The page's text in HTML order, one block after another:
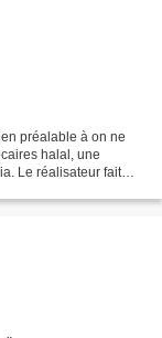
préalable à on ne
halal, une
Le réalisateur fait